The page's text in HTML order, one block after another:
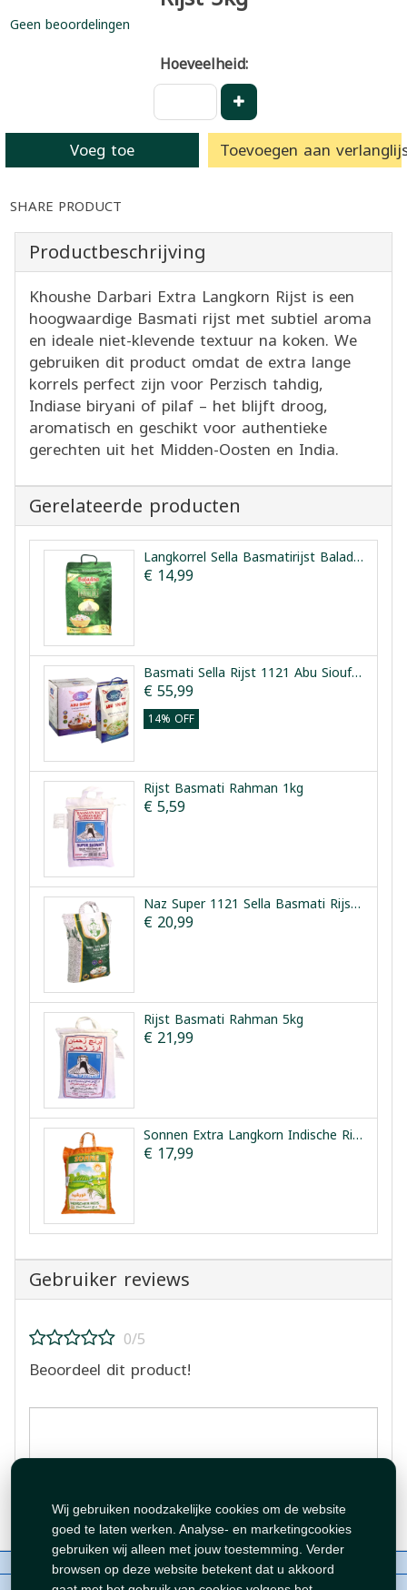
Wij gebruiken noodzakelijke cookies om de website
goed te laten werken. Analyse- en marketingcookies
gebruiken wij alleen met jouw toestemming. Verder
browsen op deze website betekent dat u akkoord
Geen beoordelingen
Hoeveelheid:
Voeg toe Toevoegen aan
SHARE PRODUCT
Productbeschrijving
Khoushe Darbari Extra Langkorn Rijst is een
hoogwaardige Basmati rijst met subtiel aroma
en ideale niet-klevende textuur na koken. We
gebruiken dit product omdat de extra lange
korrels perfect zijn voor Perzisch tahdig,
Indiase biryani of pilaf – het blijft droog,
aromatisch en geschikt voor authentieke
gerechten uit het Midden-Oosten en India.
Gerelateerde producten
Langkorrel Sella Basmatirijst Baladna 4 kg
€ 14,99
Basmati Sella Rijst 1121 Abu Siouf 5x4kg
€ 55,99
14% OFF
Rijst Basmati Rahman 1kg
€ 5,59
Naz Super 1121 Sella Basmati Rijst 5kg
€ 20,99
Rijst Basmati Rahman 5kg
€ 21,99
Sonnen Extra Langkorn Indische Rijst 5kg
€ 17,99
Gebruiker reviews
0/5
Beoordeel dit product!
Beoordeling plaatsen
Over ons Beleid
WhatsAppen